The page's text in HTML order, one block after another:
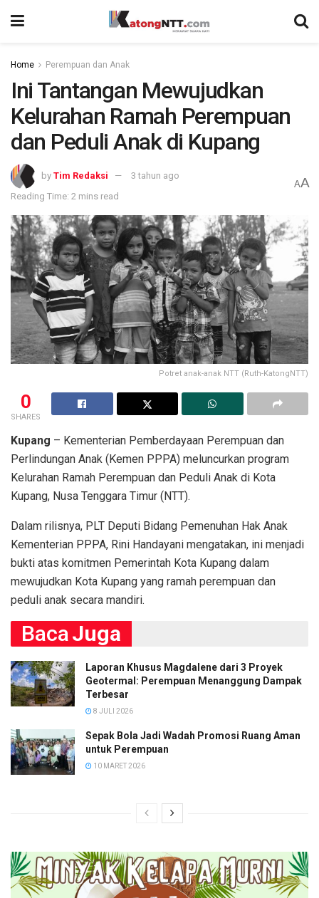
Home Perempuan dan Anak
Ini Tantangan Mewujudkan
Kelurahan Ramah Perempuan
dan Peduli Anak di Kupang
by Tim Redaksi
3 tahun ago
Reading Time: 2 mins read
AA
Potret anak-anak NTT (Ruth-KatongNTT)
0
SHARES
Kupang – Kementerian Pemberdayaan Perempuan dan
Perlindungan Anak (Kemen PPPA) meluncurkan program
Kelurahan Ramah Perempuan dan Peduli Anak di Kota
Kupang, Nusa Tenggara Timur (NTT).
Dalam rilisnya, PLT Deputi Bidang Pemenuhan Hak Anak
Kementerian PPPA, Rini Handayani mengatakan, ini menjadi
bukti atas komitmen Pemerintah Kota Kupang dalam
mewujudkan Kota Kupang yang ramah perempuan dan
peduli anak secara mandiri.
BacaJuga
Laporan Khusus Magdalene dari 3 Proyek
Geotermal: Perempuan Menanggung Dampak
Terbesar
8 JULI 2026
Sepak Bola Jadi Wadah Promosi Ruang Aman
untuk Perempuan
10 MARET 2026